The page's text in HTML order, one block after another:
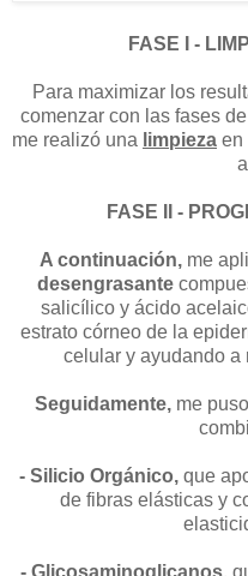
FASE I -
Para maximizar los
comenzar con las fases
me realizó una limpieza en
FASE II -
A continuación,me
desengrasante
salicílico y ácido
estrato córneo de la
celular y ayudando a
Seguidamente,me
- Silicio Orgánico,que
de fibras elásticas y
- Glicosaminoglicanos,